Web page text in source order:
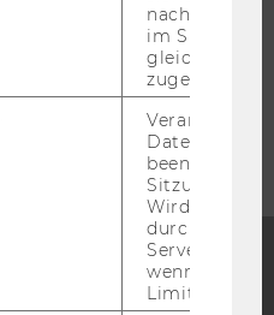
Blog
im
gleichen
zugeordnet
Veranlasst
beenden,
Sitzung zu
Wird
durch ein
Servers
wenn die
Limit